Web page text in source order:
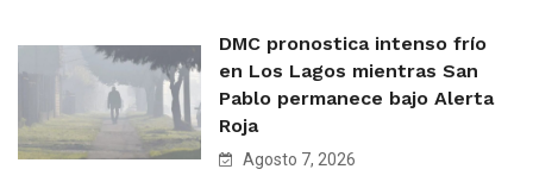
DMC pronostica intenso frío
en Los Lagos mientras San
Pablo permanece bajo Alerta
Roja
Agosto 7, 2026